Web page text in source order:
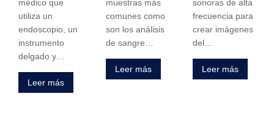
médico que
utiliza un
endoscopio, un
instrumento
delgado y…
Leer más
muestras más
comunes como
son los análisis
de sangre…
Leer más
sonoras de alta
frecuencia para
crear imágenes
del…
Leer más